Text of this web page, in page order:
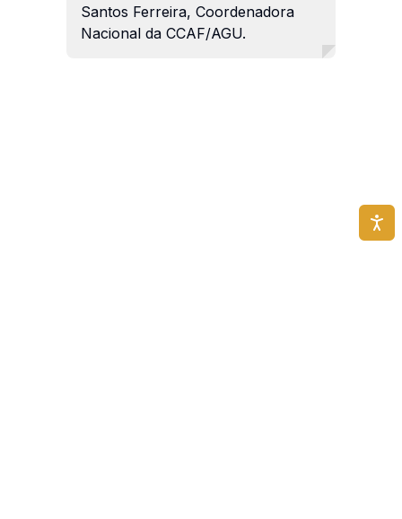
Santos Ferreira, Coordenadora
Nacional da CCAF/AGU.